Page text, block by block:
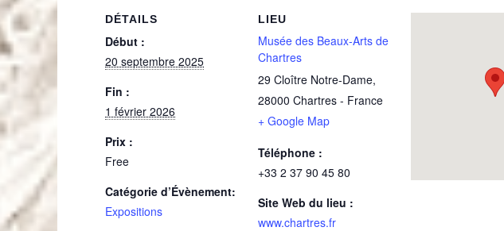
DÉTAILS
Début :
20 septembre 2025
Fin :
1 février 2026
Prix :
Free
Catégorie d’Évènement:
Expositions
LIEU
Musée des Beaux-Arts de
Chartres
29 Cloître Notre-Dame,
28000 Chartres - France
+ Google Map
Téléphone :
+33 2 37 90 45 80
Site Web du lieu :
www.chartres.fr